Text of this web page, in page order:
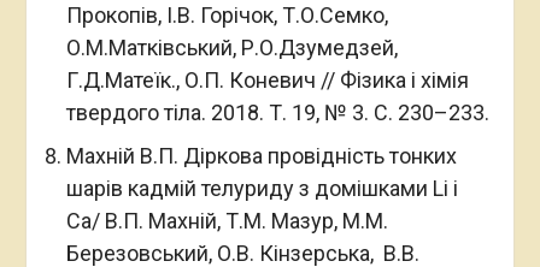
Прокопів, І.В. Горічок, Т.О.Семко,
О.М.Матківський, Р.О.Дзумедзей,
Г.Д.Матеїк., О.П. Коневич // Фізика і хімія
твердого тіла. 2018. Т. 19, № 3. C. 230–233.
Махній В.П. Діркова провідність тонких
шарів кадмій телуриду з домішками Li і
Ca/ В.П. Махній, Т.М. Мазур, М.М.
Березовський, О.В. Кінзерська, В.В.